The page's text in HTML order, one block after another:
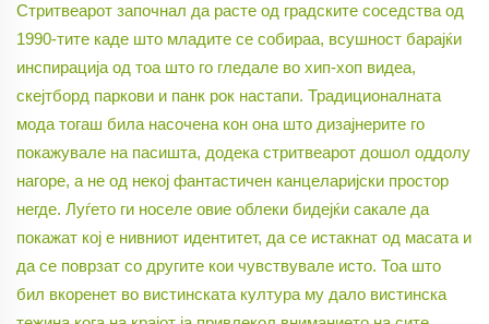
Стритвеарот започнал да расте од градските соседства од
1990-тите каде што младите се собираа, всушност барајќи
инспирација од тоа што го гледале во хип-хоп видеа,
скејтборд паркови и панк рок настапи. Традиционалната
мода тогаш била насочена кон она што дизајнерите го
покажувале на пасишта, додека стритвеарот дошол оддолу
нагоре, а не од некој фантастичен канцеларијски простор
негде. Луѓето ги носеле овие облеки бидејќи сакале да
покажат кој е нивниот идентитет, да се истакнат од масата и
да се поврзат со другите кои чувствувале исто. Тоа што
бил вкоренет во вистинската култура му дало вистинска